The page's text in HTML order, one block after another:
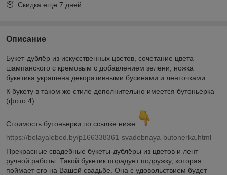
Скидка еще 7 дней
Описание
Букет-дублёр из искусственных цветов, сочетание цвета
шампанского с кремовым с добавлением зелени, ножка
букетика украшена декоративными бусинами и ленточками.
К букету в таком же стиле дополнительно имеется бутоньерка
(фото 4).
Стоимость бутоньерки по ссылке ниже
https://belayalebed.by/p166338361-svadebnaya-butonerka.html
Прекрасные свадебные букеты-дублёры из цветов и лент
ручной работы. Такой букетик порадует подружку, которая
поймает его на Вашей свадьбе. Она с удовольствием будет